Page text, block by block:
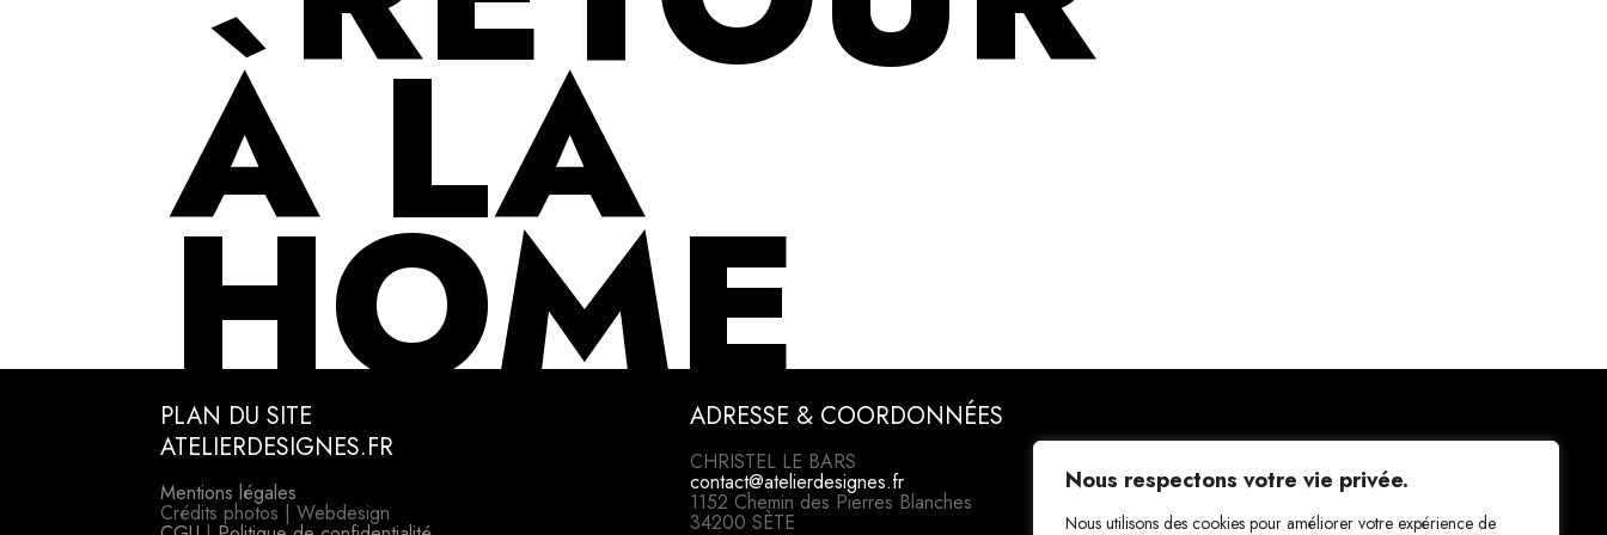
Nous respectons votre vie privée.
Nous utilisons des cookies pour améliorer votre expérience de
À LA
HOME
PLAN DU SITE
ATELIERDESIGNES.FR
Mentions légales
Crédits photos | Webdesign
ADRESSE & COORDONNÉES
CHRISTEL LE BARS
contact@atelierdesignes.fr
1152 Chemin des Pierres Blanches
34200 SÈTE